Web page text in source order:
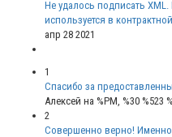
Не удалось подписать
используется в
апр 28 2021
1
Спасибо за
Алексей на %PM, %30 %523
2
Совершенно верно! Именно